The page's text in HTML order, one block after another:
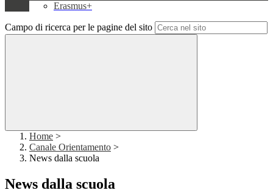
Erasmus+
Campo di ricerca per le pagine del sito
Home >
Canale Orientamento >
News dalla scuola
News dalla scuola